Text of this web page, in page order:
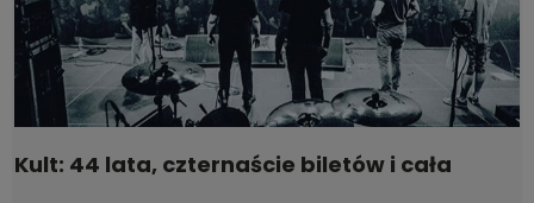
Kult: 44 lata, czternaście biletów i cała